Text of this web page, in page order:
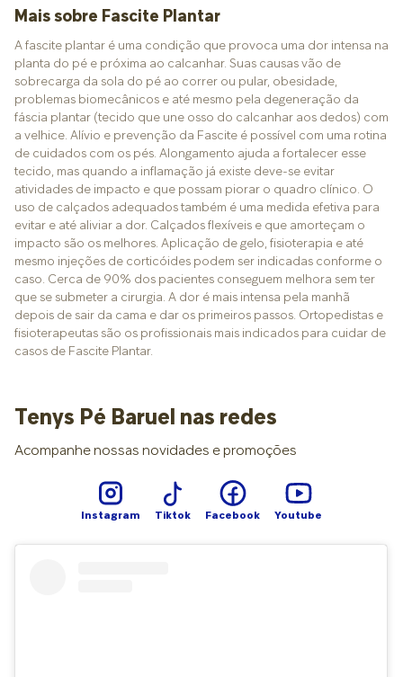
Mais sobre Fascite Plantar
A fascite plantar é uma condição que provoca uma dor intensa na
planta do pé e próxima ao calcanhar. Suas causas vão de
sobrecarga da sola do pé ao correr ou pular, obesidade,
problemas biomecânicos e até mesmo pela degeneração da
fáscia plantar (tecido que une osso do calcanhar aos dedos) com
a velhice. Alívio e prevenção da Fascite é possível com uma rotina
de cuidados com os pés. Alongamento ajuda a fortalecer esse
tecido, mas quando a inflamação já existe deve-se evitar
atividades de impacto e que possam piorar o quadro clínico. O
uso de calçados adequados também é uma medida efetiva para
evitar e até aliviar a dor. Calçados flexíveis e que amorteçam o
impacto são os melhores. Aplicação de gelo, fisioterapia e até
mesmo injeções de corticóides podem ser indicadas conforme o
caso. Cerca de 90% dos pacientes conseguem melhora sem ter
que se submeter a cirurgia. A dor é mais intensa pela manhã
depois de sair da cama e dar os primeiros passos. Ortopedistas e
fisioterapeutas são os profissionais mais indicados para cuidar de
casos de Fascite Plantar.
Tenys Pé Baruel nas redes
Acompanhe nossas novidades e promoções
Instagram Tiktok Facebook Youtube